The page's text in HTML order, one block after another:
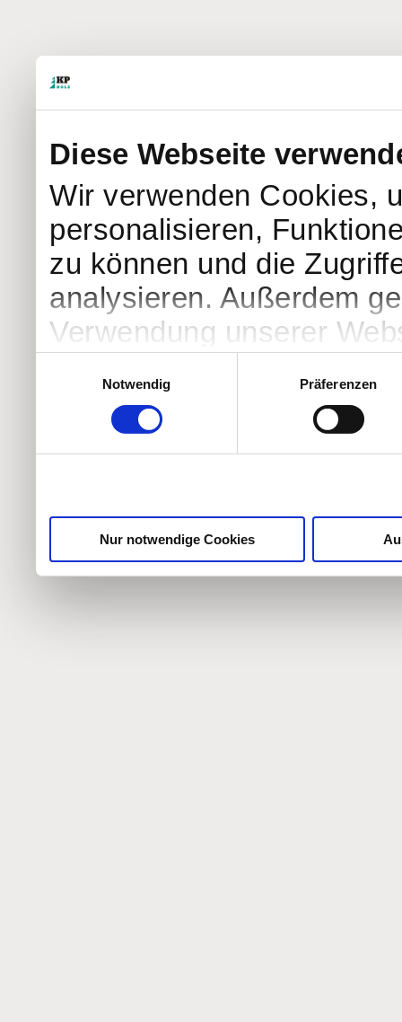
Diese Webseite
Wir verwenden Cookies,
personalisieren,
zu können und die
analysieren. Außerdem
Verwendung unserer
Partner führen diese
weiteren Daten
Notwendig
Präferenzen
Nur notwendige Cookies